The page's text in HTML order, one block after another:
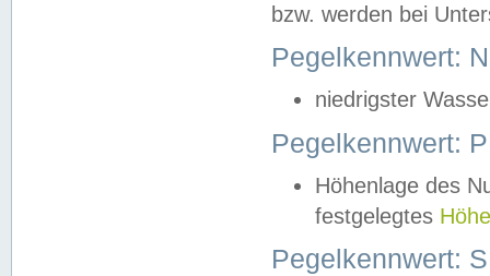
bzw. werden bei
Pegelkennwert:
niedrigster
Pegelkennwert:
Höhenlage des
festgelegtes
Pegelkennwert: